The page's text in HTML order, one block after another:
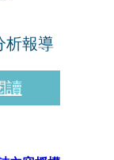
析報導
讀